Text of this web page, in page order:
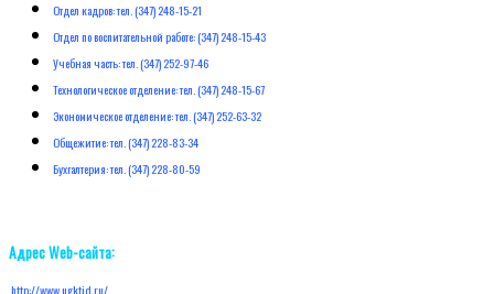
Отдел кадров: тел. (347) 248-15-21
Отдел по воспитательной работе: (347) 248-15-43
Учебная часть: тел. (347) 252-97-46
Технологическое отделение: тел. (347) 248-15-67
Экономическое отделение: тел. (347) 252-63-32
Общежитие: тел. (347) 228-83-34
Бухгалтерия: тел. (347) 228-80-59
Адрес Web-сайта:
http://www.ugktid.ru/